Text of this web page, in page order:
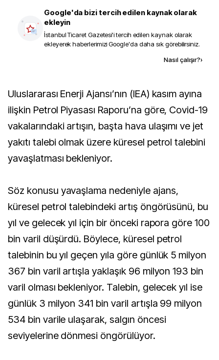
Google'da bizi tercih edilen kaynak olarak
ekleyin
İstanbul Ticaret Gazetesi'i tercih edilen kaynak olarak
ekleyerek haberlerimizi Google'da daha sık görebilirsiniz.
Nasıl çalışır?›
Uluslararası Enerji Ajansı’nın (IEA) kasım ayına
ilişkin Petrol Piyasası Raporu’na göre, Covid-19
vakalarındaki artışın, başta hava ulaşımı ve jet
yakıtı talebi olmak üzere küresel petrol talebini
yavaşlatması bekleniyor.
Söz konusu yavaşlama nedeniyle ajans,
küresel petrol talebindeki artış öngörüsünü, bu
yıl ve gelecek yıl için bir önceki rapora göre 100
bin varil düşürdü. Böylece, küresel petrol
talebinin bu yıl geçen yıla göre günlük 5 milyon
367 bin varil artışla yaklaşık 96 milyon 193 bin
varil olması bekleniyor. Talebin, gelecek yıl ise
günlük 3 milyon 341 bin varil artışla 99 milyon
534 bin varile ulaşarak, salgın öncesi
seviyelerine dönmesi öngörülüyor.